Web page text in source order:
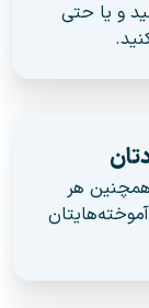
و یا حتی
هر